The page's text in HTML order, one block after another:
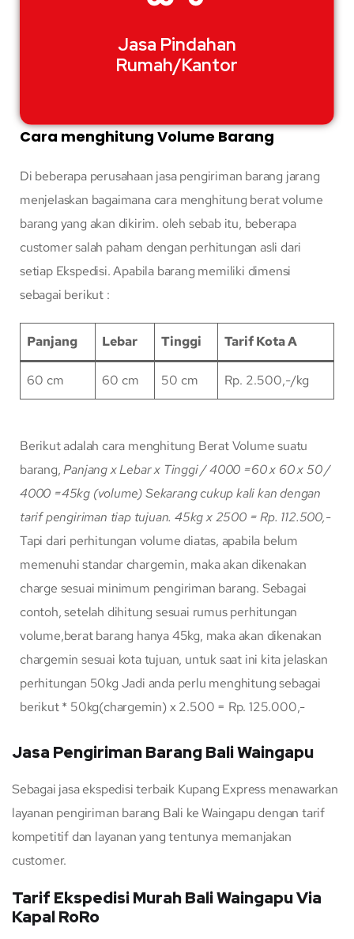
Jasa Pindahan
Rumah/Kantor
Cara menghitung Volume Barang
Di beberapa perusahaan jasa pengiriman barang jarang
menjelaskan bagaimana cara menghitung berat volume
barang yang akan dikirim. oleh sebab itu, beberapa
customer salah paham dengan perhitungan asli dari
setiap Ekspedisi. Apabila barang memiliki dimensi
sebagai berikut :
Panjang Lebar Tinggi Tarif Kota A
60 cm 60 cm 50 cm Rp. 2.500,-/kg
Berikut adalah cara menghitung Berat Volume suatu
barang,Panjang x Lebar x Tinggi / 4000 =60 x 60 x 50 /
4000 =45kg (volume)Sekarang cukup kali kan dengan
tarif pengiriman tiap tujuan. 45kg x 2500 = Rp. 112.500,-
Tapi dari perhitungan volume diatas, apabila belum
memenuhi standar chargemin, maka akan dikenakan
charge sesuai minimum pengiriman barang. Sebagai
contoh, setelah dihitung sesuai rumus perhitungan
volume,berat barang hanya 45kg, maka akan dikenakan
chargemin sesuai kota tujuan, untuk saat ini kita jelaskan
perhitungan 50kg Jadi anda perlu menghitung sebagai
berikut * 50kg(chargemin) x 2.500 = Rp. 125.000,-
Jasa Pengiriman Barang Bali Waingapu
Sebagai jasa ekspedisi terbaik Kupang Express menawarkan
layanan pengiriman barang Bali ke Waingapu dengan tarif
kompetitif dan layanan yang tentunya memanjakan
customer.
Tarif Ekspedisi Murah Bali Waingapu Via
Kapal RoRo